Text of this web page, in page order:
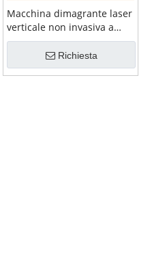
Macchina dimagrante laser
verticale non invasiva a
diodi da 1060 nm
Richiesta